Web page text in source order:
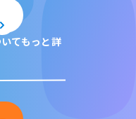
てもっと詳